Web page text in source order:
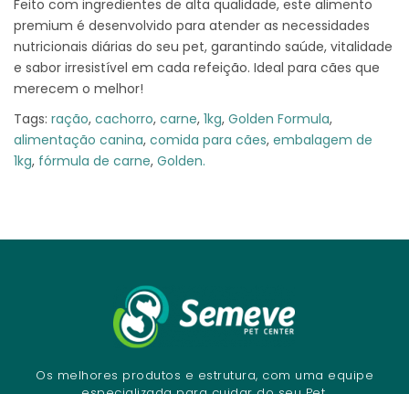
Feito com ingredientes de alta qualidade, este alimento
premium é desenvolvido para atender as necessidades
nutricionais diárias do seu pet, garantindo saúde, vitalidade
e sabor irresistível em cada refeição. Ideal para cães que
merecem o melhor!
Tags: ração, cachorro, carne, 1kg, Golden Formula,
alimentação canina, comida para cães, embalagem de
1kg, fórmula de carne, Golden.
Os melhores produtos e estrutura, com uma equipe